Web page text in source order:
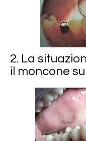
2. La
il moncone